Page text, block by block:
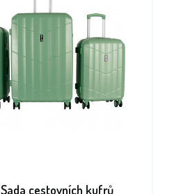
cestovních kufrů